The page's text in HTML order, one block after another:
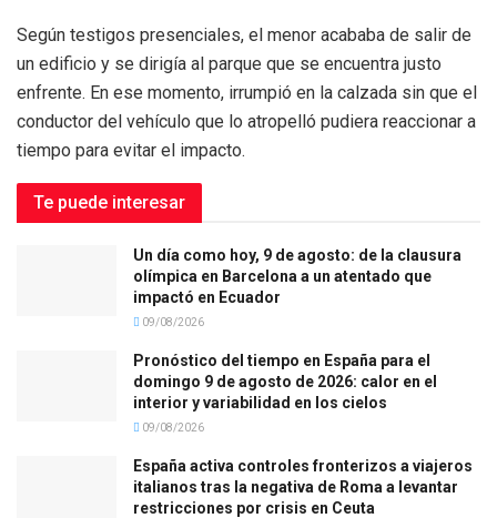
Según testigos presenciales, el menor acababa de salir de
un edificio y se dirigía al parque que se encuentra justo
enfrente. En ese momento, irrumpió en la calzada sin que el
conductor del vehículo que lo atropelló pudiera reaccionar a
tiempo para evitar el impacto.
Te puede interesar
Un día como hoy, 9 de agosto: de la clausura
olímpica en Barcelona a un atentado que
impactó en Ecuador
09/08/2026
Pronóstico del tiempo en España para el
domingo 9 de agosto de 2026: calor en el
interior y variabilidad en los cielos
09/08/2026
España activa controles fronterizos a viajeros
italianos tras la negativa de Roma a levantar
restricciones por crisis en Ceuta